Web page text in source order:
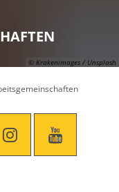
© Krakenimages / Unsplash